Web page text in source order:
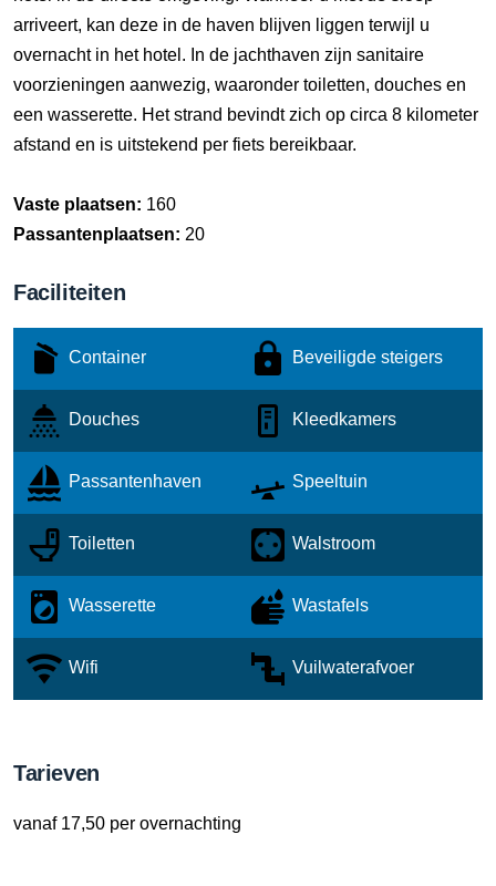
arriveert, kan deze in de haven blijven liggen terwijl u
overnacht in het hotel. In de jachthaven zijn sanitaire
voorzieningen aanwezig, waaronder toiletten, douches en
een wasserette. Het strand bevindt zich op circa 8 kilometer
afstand en is uitstekend per fiets bereikbaar.
Vaste plaatsen: 160
Passantenplaatsen: 20
Faciliteiten
Container Beveiligde steigers
Douches Kleedkamers
Passantenhaven Speeltuin
Toiletten Walstroom
Wasserette Wastafels
Wifi Vuilwaterafvoer
Tarieven
vanaf 17,50 per overnachting